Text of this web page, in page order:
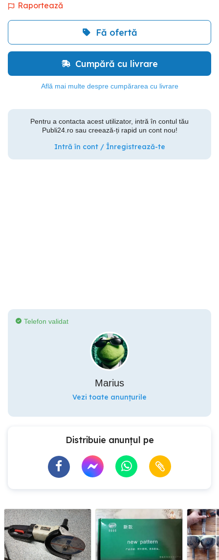
Raportează
Fă ofertă
Cumpără cu livrare
Află mai multe despre cumpărarea cu livrare
Pentru a contacta acest utilizator, intră în contul tău
Publi24.ro sau creează-ți rapid un cont nou!
Intră în cont / Înregistrează-te
Telefon validat
Marius
Vezi toate anunțurile
Distribuie anunțul pe